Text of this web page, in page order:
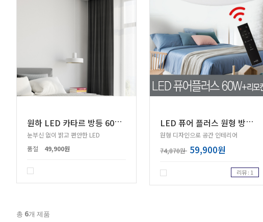
원
하 LED 카타르 방등 60W 삼성칩
눈부신 없이 밝고 편안한 LED
품절
49,900원
L
ED 퓨어 플러스 원형 방등 60W+리모컨
원형 디자인으로 공간 인테리어
74,870원 59,900원
리뷰 : 1
총 6개 제품